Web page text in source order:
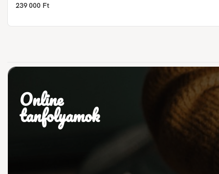
239 000 Ft
Online
tanfolyamok